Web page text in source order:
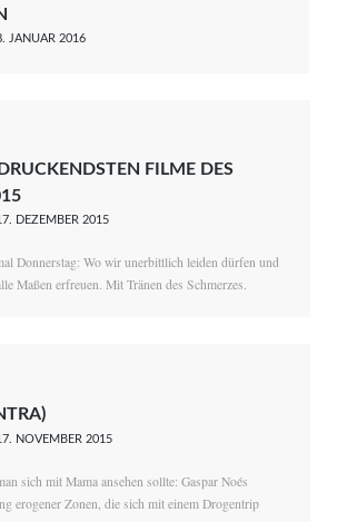
Laura Löschner
Stefanie Schneider
Marco Seiwert
Mato von Vogelstein
Christian Witte
JANUAR 2016
FILME DES
DEZEMBER 2015
Donnerstag: Wo wir unerbittlich leiden dürfen und
Maßen erfreuen. Mit Tränen des Schmerzes.
NOVEMBER 2015
sich mit Mama ansehen sollte: Gaspar Noés
erogener Zonen, die sich mit einem Drogentrip